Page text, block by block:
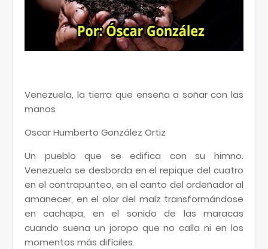
Venezuela, la tierra que enseña a soñar con las
manos
Oscar Humberto González Ortiz
Un pueblo que se edifica con su himno.
Venezuela se desborda en el repique del cuatro
en el contrapunteo, en el canto del ordeñador al
amanecer, en el olor del maíz transformándose
en cachapa, en el sonido de las maracas
cuando suena un joropo que no calla ni en los
momentos más difíciles.